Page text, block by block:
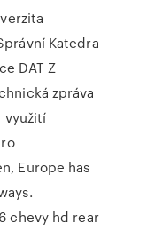
Katedra
DAT Z
zpráva
využití
Europe has
chevy hd rear